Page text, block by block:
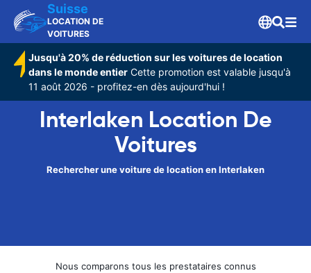
Suisse
LOCATION DE
VOITURES
Jusqu'à 20% de réduction sur les voitures de location
dans le monde entier Cette promotion est valable jusqu'à
11 août 2026 - profitez-en dès aujourd'hui !
Interlaken Location De
Voitures
Rechercher une voiture de location en Interlaken
Nous comparons tous les prestataires connus